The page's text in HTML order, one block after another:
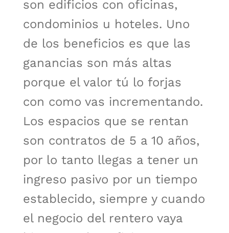
son edificios con oficinas,
condominios u hoteles. Uno
de los beneficios es que las
ganancias son más altas
porque el valor tú lo forjas
con como vas incrementando.
Los espacios que se rentan
son contratos de 5 a 10 años,
por lo tanto llegas a tener un
ingreso pasivo por un tiempo
establecido, siempre y cuando
el negocio del rentero vaya